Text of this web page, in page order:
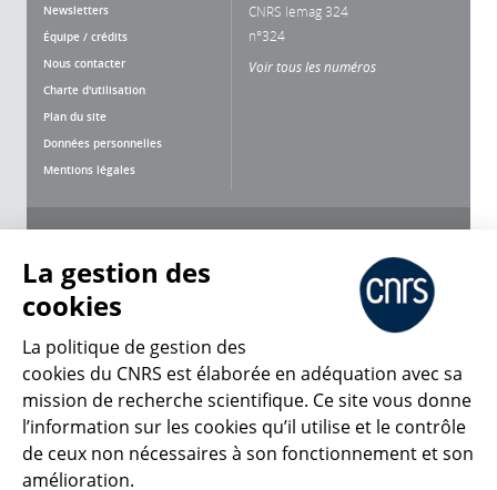
Newsletters
Équipe / crédits
Nous contacter
Charte d'utilisation
Plan du site
Données personnelles
Mentions légales
CNRS lemag 324
n°324
Voir tous les numéros
CNRS Le Mag
© 2026, CNRS
La gestion des
cookies
La politique de gestion des
cookies du CNRS est élaborée en adéquation avec sa
mission de recherche scientifique. Ce site vous donne
l’information sur les cookies qu’il utilise et le contrôle
de ceux non nécessaires à son fonctionnement et son
amélioration.